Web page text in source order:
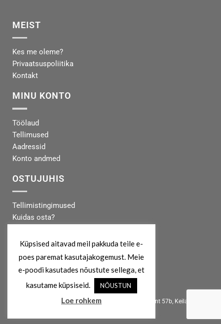
MEIST
Kes me oleme?
Privaatsuspoliitika
Kontakt
MINU KONTO
Töölaud
Tellimused
Aadressid
Konto andmed
OSTUJUHIS
Tellimistingimused
Kuidas osta?
Tarneinfo
MEIST
info@koertekeskus.ee
Koertekeskus, Rõõmu Kaubamaja, Haapsalu mnt 57b, Keila, 76607
Küpsised aitavad meil pakkuda teile e-
poes paremat kasutajakogemust. Meie
e-poodi kasutades nõustute sellega, et
kasutame küpsiseid.
NÕUSTUN
Loe rohkem